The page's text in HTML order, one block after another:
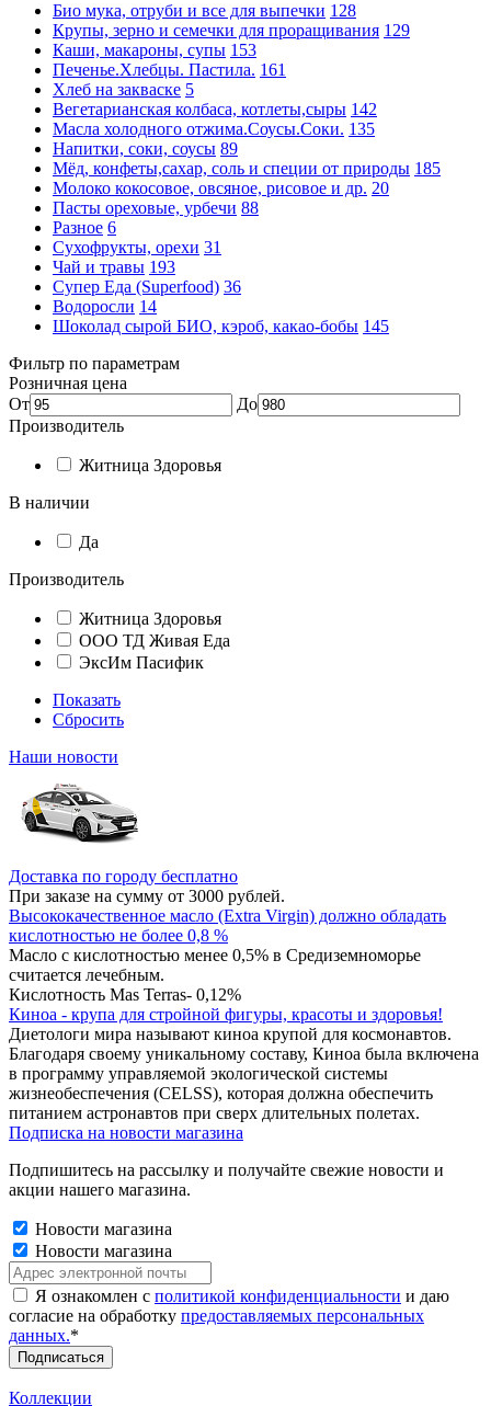
Био мука, отруби и все для выпечки 128
Крупы, зерно и семечки для проращивания 129
Каши, макароны, супы 153
Печенье.Хлебцы. Пастила. 161
Хлеб на закваске 5
Вегетарианская колбаса, котлеты,сыры 142
Масла холодного отжима.Соусы.Соки. 135
Напитки, соки, соусы 89
Мёд, конфеты,сахар, соль и специи от природы 185
Молоко кокосовое, овсяное, рисовое и др. 20
Пасты ореховые, урбечи 88
Разное 6
Сухофрукты, орехи 31
Чай и травы 193
Супер Еда (Superfood) 36
Водоросли 14
Шоколад сырой БИО, кэроб, какао-бобы 145
Фильтр по параметрам
Розничная цена
От
До
Производитель
Житница Здоровья
В наличии
Да
Производитель
Житница Здоровья
ООО ТД Живая Еда
ЭксИм Пасифик
Показать
Сбросить
Наши новости
Доставка по городу бесплатно
При заказе на сумму от 3000 рублей.
Высококачественное масло (Extra Virgin) должно обладать
кислотностью не более 0,8 %
Масло с кислотностью менее 0,5% в Средиземноморье
считается лечебным.
Кислотность Mas Terras- 0,12%
Киноа - крупа для стройной фигуры, красоты и здоровья!
Диетологи мира называют киноа крупой для космонавтов.
Благодаря своему уникальному составу, Киноа была включена
в программу управляемой экологической системы
жизнеобеспечения (CELSS), которая должна обеспечить
питанием астронавтов при сверх длительных полетах.
Подписка на новости магазина
Подпишитесь на рассылку и получайте свежие новости и
акции нашего магазина.
Новости магазина
Новости магазина
Я ознакомлен с политикой конфиденциальности и даю
согласие на обработку предоставляемых персональных
данных.*
Коллекции